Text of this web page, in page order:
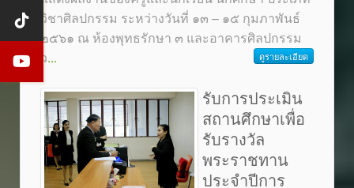
วิชาศิลปกรรม ระหว่างวันที่ ๑๓ – ๑๕ กุมภาพันธ์
๒๕๖๑ ณ ห้องพุทธรักษา ๓ และอาคารศิลปกรรม
ว... ดูรายละเอียด
รับการประเมิน
สถานศึกษาเพื่อ
รับรางวัล
พระราชทาน
ประจำปีการ